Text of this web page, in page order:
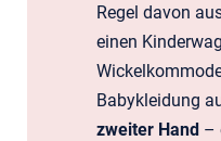
Regel davon
einen
Babykleidung
zweiter Hand –